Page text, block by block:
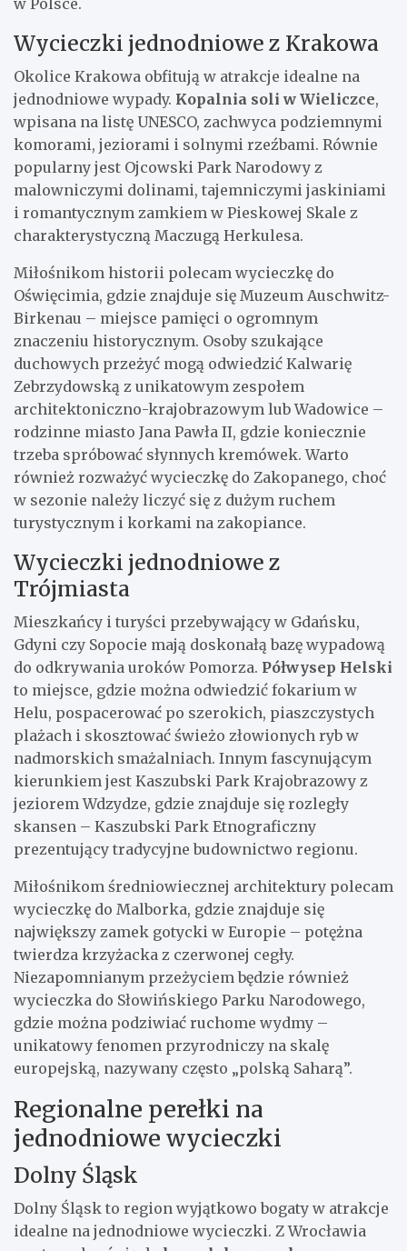
Wycieczki jednodniowe z Krakowa
Okolice Krakowa obfitują w atrakcje idealne na
jednodniowe wypady. Kopalnia soli w Wieliczce,
wpisana na listę UNESCO, zachwyca podziemnymi
komorami, jeziorami i solnymi rzeźbami. Równie
popularny jest Ojcowski Park Narodowy z
malowniczymi dolinami, tajemniczymi jaskiniami
i romantycznym zamkiem w Pieskowej Skale z
charakterystyczną Maczugą Herkulesa.
Miłośnikom historii polecam wycieczkę do
Oświęcimia, gdzie znajduje się Muzeum Auschwitz-
Birkenau – miejsce pamięci o ogromnym
znaczeniu historycznym. Osoby szukające
duchowych przeżyć mogą odwiedzić Kalwarię
Zebrzydowską z unikatowym zespołem
architektoniczno-krajobrazowym lub Wadowice –
rodzinne miasto Jana Pawła II, gdzie koniecznie
trzeba spróbować słynnych kremówek. Warto
również rozważyć wycieczkę do Zakopanego, choć
w sezonie należy liczyć się z dużym ruchem
turystycznym i korkami na zakopiance.
Wycieczki jednodniowe z
Trójmiasta
Mieszkańcy i turyści przebywający w Gdańsku,
Gdyni czy Sopocie mają doskonałą bazę wypadową
do odkrywania uroków Pomorza. Półwysep Helski
to miejsce, gdzie można odwiedzić fokarium w
Helu, pospacerować po szerokich, piaszczystych
plażach i skosztować świeżo złowionych ryb w
nadmorskich smażalniach. Innym fascynującym
kierunkiem jest Kaszubski Park Krajobrazowy z
jeziorem Wdzydze, gdzie znajduje się rozległy
skansen – Kaszubski Park Etnograficzny
prezentujący tradycyjne budownictwo regionu.
Miłośnikom średniowiecznej architektury polecam
wycieczkę do Malborka, gdzie znajduje się
największy zamek gotycki w Europie – potężna
twierdza krzyżacka z czerwonej cegły.
Niezapomnianym przeżyciem będzie również
wycieczka do Słowińskiego Parku Narodowego,
gdzie można podziwiać ruchome wydmy –
unikatowy fenomen przyrodniczy na skalę
europejską, nazywany często „polską Saharą”.
Regionalne perełki na
jednodniowe wycieczki
Dolny Śląsk
Dolny Śląsk to region wyjątkowo bogaty w atrakcje
idealne na jednodniowe wycieczki. Z Wrocławia